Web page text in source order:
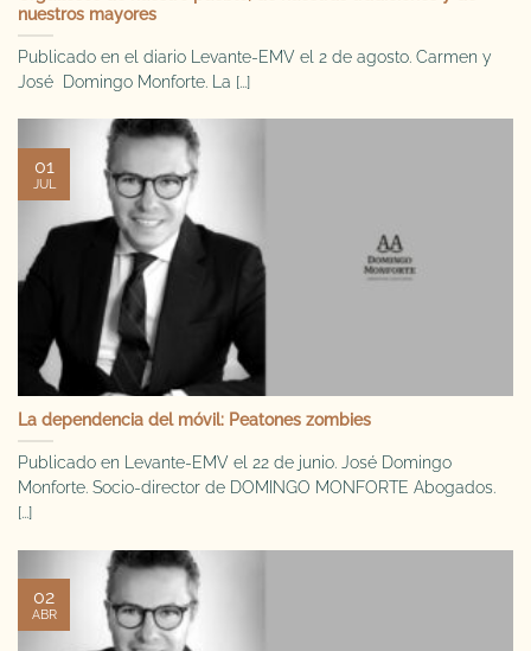
nuestros mayores
Publicado en el diario Levante-EMV el 2 de agosto. Carmen y
José Domingo Monforte. La [...]
La dependencia del móvil: Peatones zombies
Publicado en Levante-EMV el 22 de junio. José Domingo
Monforte. Socio-director de DOMINGO MONFORTE Abogados.
[...]
01
JUL
02
ABR